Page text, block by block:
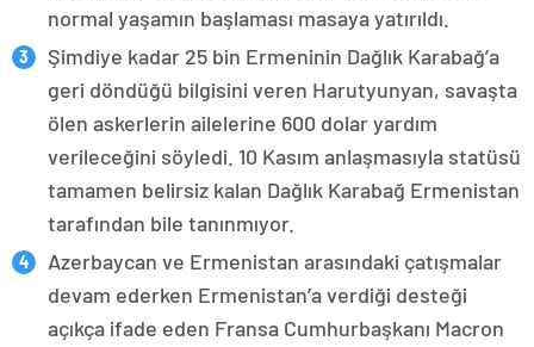
normal yaşamın başlaması masaya yatırıldı.
Şimdiye kadar 25 bin Ermeninin Dağlık Karabağ’a
geri döndüğü bilgisini veren Harutyunyan, savaşta
ölen askerlerin ailelerine 600 dolar yardım
verileceğini söyledi. 10 Kasım anlaşmasıyla statüsü
tamamen belirsiz kalan Dağlık Karabağ Ermenistan
tarafından bile tanınmıyor.
Azerbaycan ve Ermenistan arasındaki çatışmalar
devam ederken Ermenistan’a verdiği desteği
açıkça ifade eden Fransa Cumhurbaşkanı Macron